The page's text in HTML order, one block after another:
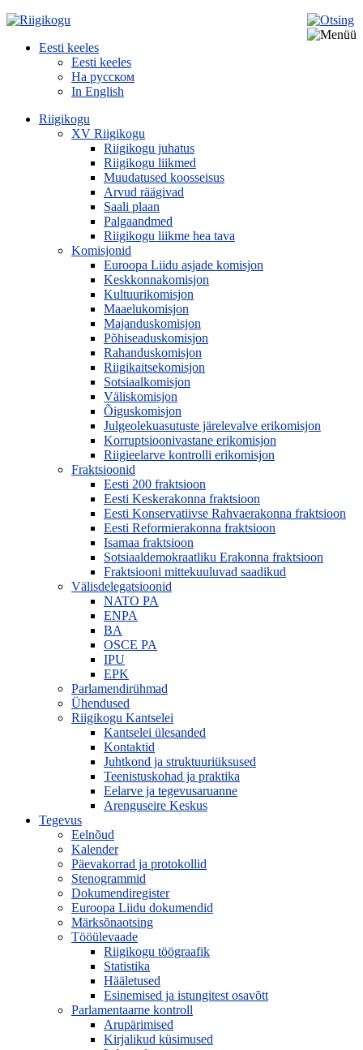
Eesti keeles
Eesti keeles
На русском
In English
Riigikogu
XV Riigikogu
Riigikogu juhatus
Riigikogu liikmed
Muudatused koosseisus
Arvud räägivad
Saali plaan
Palgaandmed
Riigikogu liikme hea tava
Komisjonid
Euroopa Liidu asjade komisjon
Keskkonnakomisjon
Kultuurikomisjon
Maaelukomisjon
Majanduskomisjon
Põhiseaduskomisjon
Rahanduskomisjon
Riigikaitsekomisjon
Sotsiaalkomisjon
Väliskomisjon
Õiguskomisjon
Julgeolekuasutuste järelevalve erikomisjon
Korruptsioonivastane erikomisjon
Riigieelarve kontrolli erikomisjon
Fraktsioonid
Eesti 200 fraktsioon
Eesti Keskerakonna fraktsioon
Eesti Konservatiivse Rahvaerakonna fraktsioon
Eesti Reformierakonna fraktsioon
Isamaa fraktsioon
Sotsiaaldemokraatliku Erakonna fraktsioon
Fraktsiooni mittekuuluvad saadikud
Välisdelegatsioonid
NATO PA
ENPA
BA
OSCE PA
IPU
EPK
Parlamendirühmad
Ühendused
Riigikogu Kantselei
Kantselei ülesanded
Kontaktid
Juhtkond ja struktuuriüksused
Teenistuskohad ja praktika
Eelarve ja tegevusaruanne
Arenguseire Keskus
Tegevus
Eelnõud
Kalender
Päevakorrad ja protokollid
Stenogrammid
Dokumendiregister
Euroopa Liidu dokumendid
Märksõnaotsing
Tööülevaade
Riigikogu töögraafik
Statistika
Hääletused
Esinemised ja istungitest osavõtt
Parlamentaarne kontroll
Arupärimised
Kirjalikud küsimused